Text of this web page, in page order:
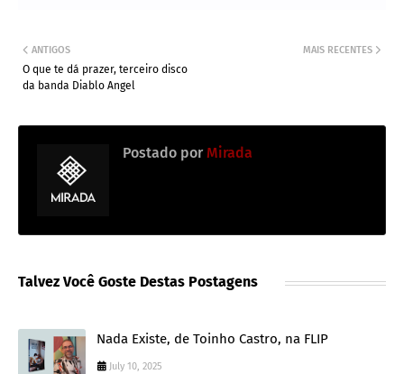
MAIS RECENTES
ANTIGOS
O que te dá prazer, terceiro disco
da banda Diablo Angel
Postado por Mirada
Talvez Você Goste Destas Postagens
Nada Existe, de Toinho Castro, na FLIP
July 10, 2025